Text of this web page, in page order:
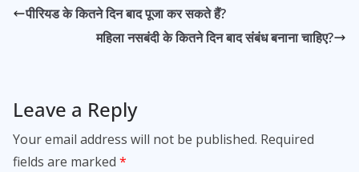
पीरियड के कितने दिन बाद पूजा कर सकते हैं?
महिला नसबंदी के कितने दिन बाद संबंध बनाना चाहिए?
Leave a Reply
Your email address will not be published. Required
fields are marked *